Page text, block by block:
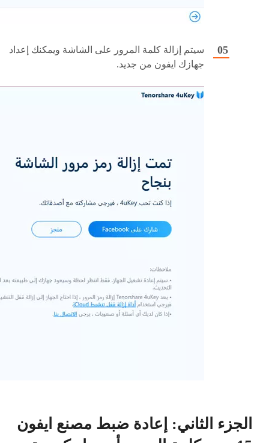
سيتم إزالة كلمة المرور على الشاشة ويمكنك إعداد
جهازك ايفون من جديد.
الجزء الثاني: إعادة ضبط مصنع ايفون